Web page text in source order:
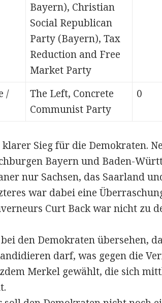
Bayern), Christian
Social Republican
Party (Bayern), Tax
Reduction and Free
Market Party
/
The Left, Concrete
Communist Party
0
Sieg für die Demokraten.
Bayern und Baden-
nur Sachsen, das Saarland
war dabei eine
Curt Back war nicht zu
den Demokraten übersehen,
darf, was gegen die
Merkel gewählt, die sich